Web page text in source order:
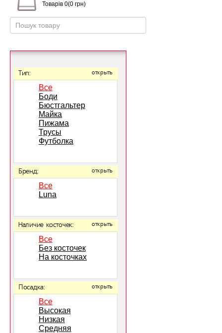
Товарів 0(0 грн)
Тип: открыть
Все
Боди
Бюстгальтер
Майка
Пижама
Трусы
Футболка
Бренд: открыть
Все
Luna
Наличие косточек: открыть
Все
Без косточек
На косточках
Посадка: открыть
Все
Высокая
Низкая
Средняя